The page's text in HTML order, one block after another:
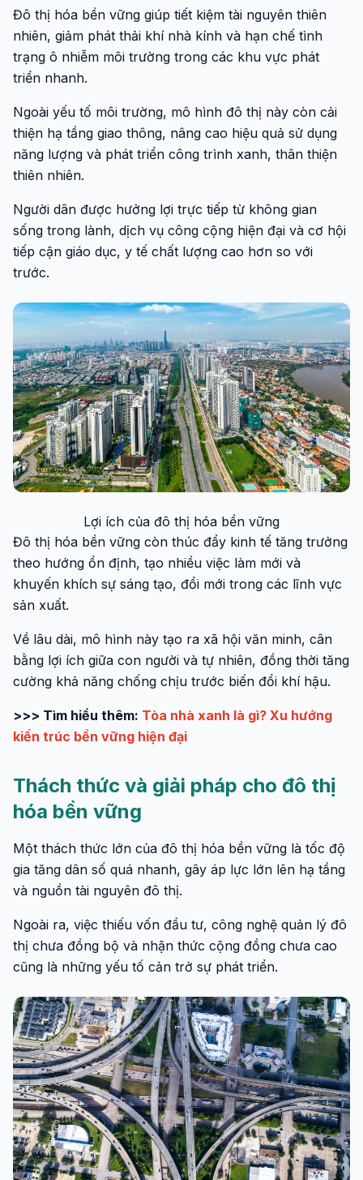
Đô thị hóa bền vững giúp tiết kiệm tài nguyên thiên
nhiên, giảm phát thải khí nhà kính và hạn chế tình
trạng ô nhiễm môi trường trong các khu vực phát
triển nhanh.
Ngoài yếu tố môi trường, mô hình đô thị này còn cải
thiện hạ tầng giao thông, nâng cao hiệu quả sử dụng
năng lượng và phát triển công trình xanh, thân thiện
thiên nhiên.
Người dân được hưởng lợi trực tiếp từ không gian
sống trong lành, dịch vụ công cộng hiện đại và cơ hội
tiếp cận giáo dục, y tế chất lượng cao hơn so với
trước.
Lợi ích của đô thị hóa bền vững
Đô thị hóa bền vững còn thúc đẩy kinh tế tăng trưởng
theo hướng ổn định, tạo nhiều việc làm mới và
khuyến khích sự sáng tạo, đổi mới trong các lĩnh vực
sản xuất.
Về lâu dài, mô hình này tạo ra xã hội văn minh, cân
bằng lợi ích giữa con người và tự nhiên, đồng thời tăng
cường khả năng chống chịu trước biến đổi khí hậu.
>>> Tìm hiểu thêm: Tòa nhà xanh là gì? Xu hướng
kiến trúc bền vững hiện đại
Thách thức và giải pháp cho đô thị
hóa bền vững
Một thách thức lớn của đô thị hóa bền vững là tốc độ
gia tăng dân số quá nhanh, gây áp lực lớn lên hạ tầng
và nguồn tài nguyên đô thị.
Ngoài ra, việc thiếu vốn đầu tư, công nghệ quản lý đô
thị chưa đồng bộ và nhận thức cộng đồng chưa cao
cũng là những yếu tố cản trở sự phát triển.